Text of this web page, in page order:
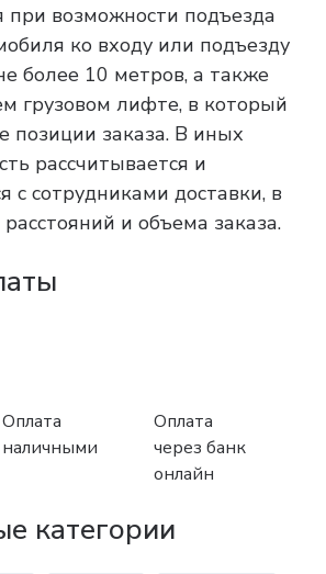
при возможности подъезда
ко входу или подъезду
более 10 метров, а также
грузовом лифте, в который
позиции заказа. В иных
рассчитывается и
с сотрудниками доставки, в
и объема заказа.
Оплата
наличными
Оплата
через банк
онлайн
категории